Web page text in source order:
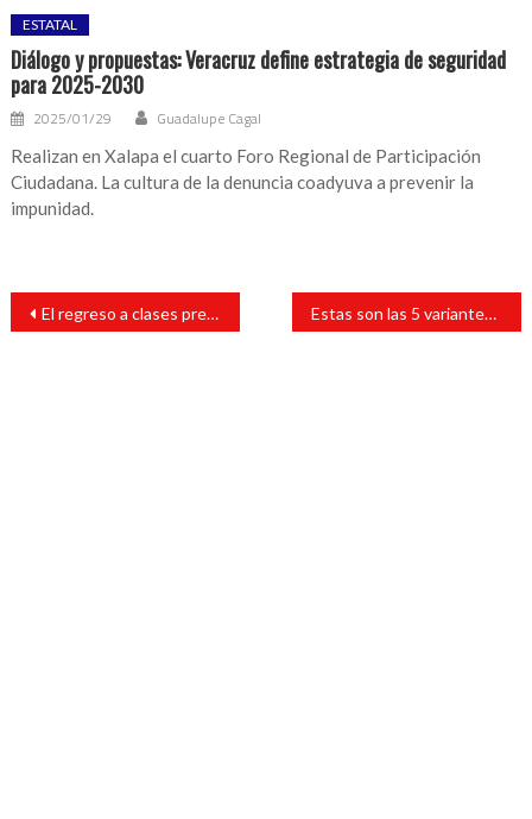
ESTATAL
Diálogo y propuestas: Veracruz define estrategia de seguridad
para 2025-2030
2025/01/29 Guadalupe Cagal
Realizan en Xalapa el cuarto Foro Regional de Participación
Ciudadana. La cultura de la denuncia coadyuva a prevenir la
impunidad.
Navegación
entradas
El regreso a clases presenciales será opcional, es urgente y necesario: AMLO Estas son las 5 variantes de COVID-19 que circulan en el estado de Veracruz